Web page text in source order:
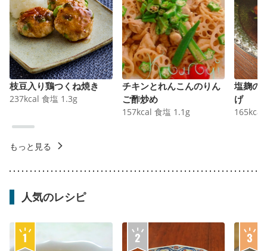
枝豆入り鶏つくね焼き
237kcal 食塩 1.3g
チキンとれんこんのりん
ご酢炒め
157kcal 食塩 1.1 g
塩麹の
げ
165kcal
もっと見る
人気のレシピ